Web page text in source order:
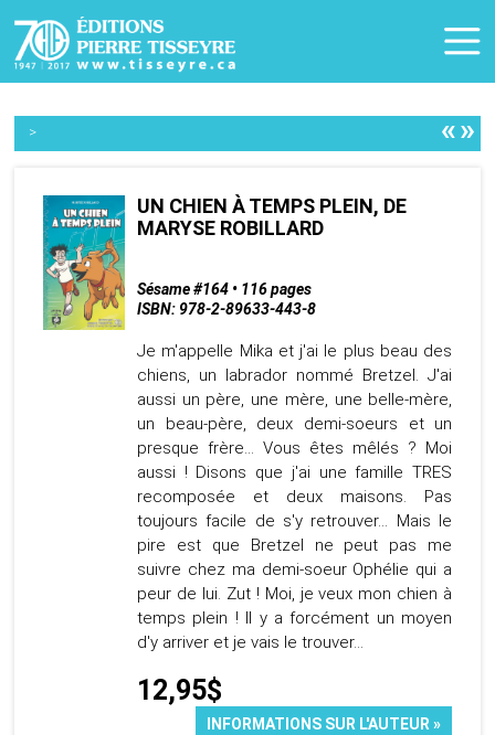
> «»
UN CHIEN À TEMPS PLEIN, DE
MARYSE ROBILLARD
Sésame #164 • 116 pages
ISBN: 978-2-89633-443-8
Je m'appelle Mika et j'ai le plus beau des
chiens, un labrador nommé Bretzel. J'ai
aussi un père, une mère, une belle-mère,
un beau-père, deux demi-soeurs et un
presque frère… Vous êtes mêlés ? Moi
aussi ! Disons que j'ai une famille TRES
recomposée et deux maisons. Pas
toujours facile de s'y retrouver… Mais le
pire est que Bretzel ne peut pas me
suivre chez ma demi-soeur Ophélie qui a
peur de lui. Zut ! Moi, je veux mon chien à
temps plein ! Il y a forcément un moyen
d'y arriver et je vais le trouver…
12,95$
INFORMATIONS SUR L'AUTEUR »